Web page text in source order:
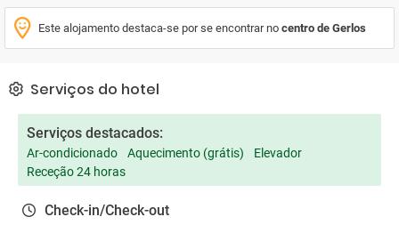
Este alojamento destaca-se por se encontrar no centro de Gerlos
Serviços do hotel
Serviços destacados:
Ar-condicionado Aquecimento (grátis)
Elevador
Receção 24 horas
Check-in/Check-out